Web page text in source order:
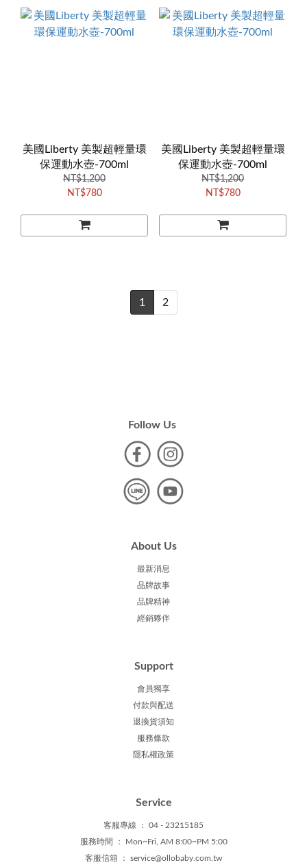
美國Liberty 美製超輕量環
保運動水壺-700ml
NT$1,200
NT$780
美國Liberty 美製超輕量環
保運動水壺-700ml
NT$1,200
NT$780
1 2
Follow Us
About Us
最新消息
品牌故事
品牌精神
經銷夥伴
Support
會員獨享
付款與配送
退換貨須知
服務條款
隱私權政策
Service
客服專線 ： 04 - 23215185
服務時間 ： Mon~Fri, AM 8:00~PM 5:00
客服信箱 ： service@ollobaby.com.tw